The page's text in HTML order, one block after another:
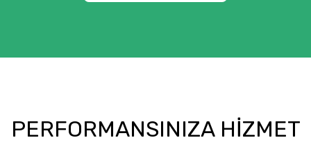
PERFORMANSINIZA HIZMET